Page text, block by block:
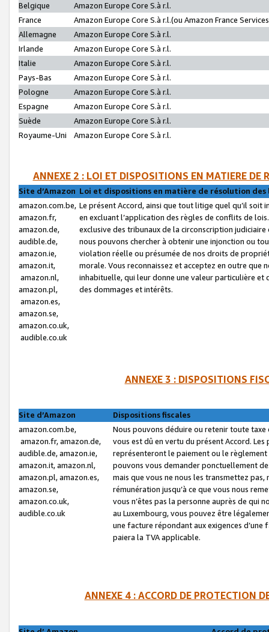
Belgique
Amazon Europe Core S.à r.l.
France
Amazon Europe Core S.à r.l.(ou Amazon France
Allemagne
Amazon Europe Core S.à r.l.
Irlande
Amazon Europe Core S.à r.l.
Italie
Amazon Europe Core S.à r.l.
Pays-Bas
Amazon Europe Core S.à r.l.
Pologne
Amazon Europe Core S.à r.l.
Espagne
Amazon Europe Core S.à r.l.
Suède
Amazon Europe Core S.à r.l.
Royaume-Uni
Amazon Europe Core S.à r.l.
ANNEXE 2 : LOI ET DISPOSITIONS EN MATIERE DE
Site d’Amazon Loi et dispositions en matière de résolution
amazon.com.be,
amazon.fr,
amazon.de,
audible.de,
amazon.ie,
amazon.it,
amazon.nl,
amazon.pl,
amazon.es,
amazon.se,
amazon.co.uk,
audible.co.uk
Le présent Accord, ainsi que tout litige quel qu’il soit
en excluant l’application des règles de conflits de
exclusive des tribunaux de la circonscription
nous pouvons chercher à obtenir une injonction ou
violation réelle ou présumée de nos droits de
morale. Vous reconnaissez et acceptez en outre que
inhabituelle, qui leur donne une valeur particulière
des dommages et intérêts.
ANNEXE 3 : DISPOSITIONS
Site d’Amazon
Dispositions fiscales
amazon.com.be,
amazon.fr, amazon.de,
audible.de, amazon.ie,
amazon.it, amazon.nl,
amazon.pl, amazon.es,
amazon.se,
amazon.co.uk,
audible.co.uk
Nous pouvons déduire ou retenir toute
vous est dû en vertu du présent Accord.
représenteront le paiement ou le
pouvons vous demander ponctuellement
mais que vous ne nous les transmettez
rémunération jusqu’à ce que vous nous
vous n’êtes pas la personne auprès de qui
au Luxembourg, vous pouvez être
une facture répondant aux exigences
paiera la TVA applicable.
ANNEXE 4 : ACCORD DE PROTECTION